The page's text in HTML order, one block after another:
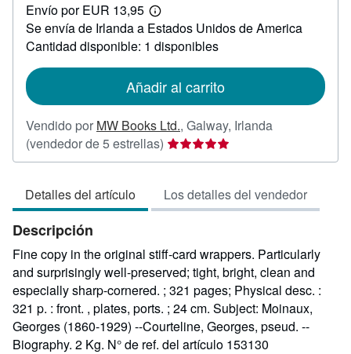
35,00
Envío por EUR 13,95
Más
información
sobre
las
envío
Se envía de Irlanda a Estados Unidos de America
Cantidad disponible: 1 disponibles
Añadir al carrito
Vendido por MW Books Ltd., Galway, Irlanda
(vendedor de 5 estrellas) Calificación
del
5
de
estrellas
Detalles del artículo Los detalles del vendedor
Descripción
Fine copy in the original stiff-card wrappers. Particularly
and surprisingly well-preserved; tight, bright, clean and
especially sharp-cornered. ; 321 pages; Physical desc. :
321 p. : front. , plates, ports. ; 24 cm. Subject: Moinaux,
Georges (1860-1929) --Courteline, Georges, pseud. --
Biography. 2 Kg. N° de ref. del artículo 153130